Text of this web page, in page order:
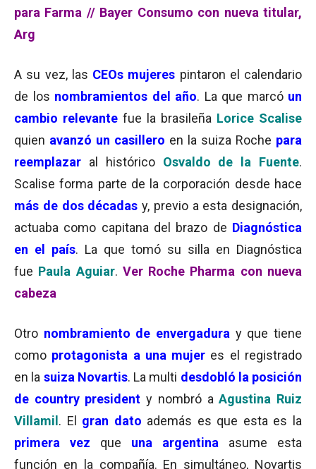
para Farma // Bayer Consumo con nueva titular,
Arg
A su vez, las CEOs mujeres pintaron el calendario
de los nombramientos del año. La que marcó un
cambio relevante fue la brasileña Lorice Scalise
quien avanzó un casillero en la suiza Roche para
reemplazar al histórico Osvaldo de la Fuente.
Scalise forma parte de la corporación desde hace
más de dos décadas y, previo a esta designación,
actuaba como capitana del brazo de Diagnóstica
en el país. La que tomó su silla en Diagnóstica
fue Paula Aguiar. Ver Roche Pharma con nueva
cabeza
Otro nombramiento de envergadura y que tiene
como protagonista a una mujer es el registrado
en la suiza Novartis. La multi desdobló la posición
de country president y nombró aAgustina Ruiz
Villamil . El gran dato además es que esta es la
primera vez que una argentina
asume esta
función en la compañía. En simultáneo, Novartis